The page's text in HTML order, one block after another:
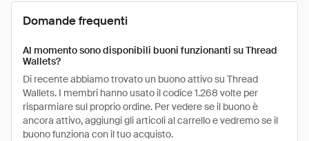
Domande frequenti
Al momento sono disponibili buoni funzionanti su Thread
Wallets?
Di recente abbiamo trovato un buono attivo su Thread
Wallets. I membri hanno usato il codice 1.268 volte per
risparmiare sul proprio ordine. Per vedere se il buono è
ancora attivo, aggiungi gli articoli al carrello e vedremo se il
buono funziona con il tuo acquisto.